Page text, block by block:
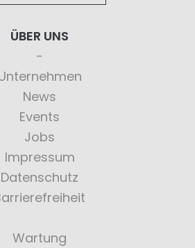
ÜBER UNS
News
Events
Jobs
Impressum
Datenschutz
Wartung